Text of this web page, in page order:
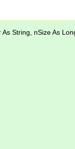
String, nSize As